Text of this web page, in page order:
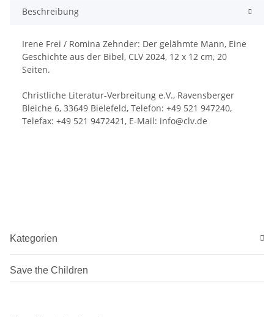
Beschreibung
Irene Frei / Romina Zehnder: Der gelähmte Mann, Eine
Geschichte aus der Bibel, CLV 2024, 12 x 12 cm, 20
Seiten.
Christliche Literatur-Verbreitung e.V., Ravensberger
Bleiche 6, 33649 Bielefeld, Telefon: +49 521 947240,
Telefax: +49 521 9472421, E-Mail: info@clv.de
Kategorien
Save the Children